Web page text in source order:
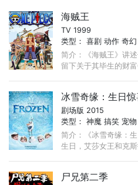
海贼王
TV 1999
类型：喜剧 动作 奇幻
简介：《海贼王》讲
留下关于其毕生的财
冰雪奇缘：生日
剧场版 2015
类型：神魔 搞笑 宠物
简介：《冰雪奇缘：
生日，艾莎女王和克
尸兄第二季